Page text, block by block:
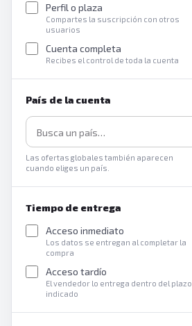
Perfil o plaza
Compartes la suscripción con otros
usuarios
Cuenta completa
Recibes el control de toda la cuenta
País de la cuenta
Las ofertas globales también aparecen
cuando eliges un país.
Tiempo de entrega
Acceso inmediato
Los datos se entregan al completar la
compra
Acceso tardío
El vendedor lo entrega dentro del plazo
indicado